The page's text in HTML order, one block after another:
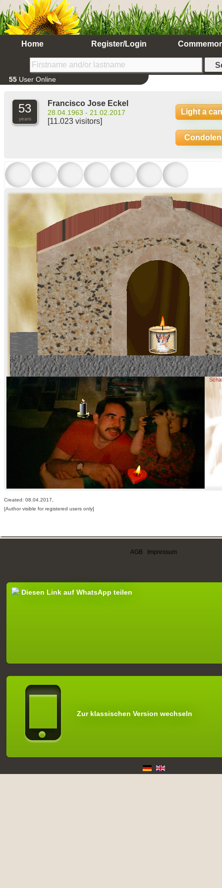
Home Register/Login
55 User Online
53
years
Francisco Jose Eckel
28.04.1963 - 21.02.2017
[11.023 visitors]
Light a
Created: 08.04.2017,
[Author visible for registered users only]
AGB Impressum
Diesen Link auf WhatsApp teilen
Zur klassischen Version wechseln